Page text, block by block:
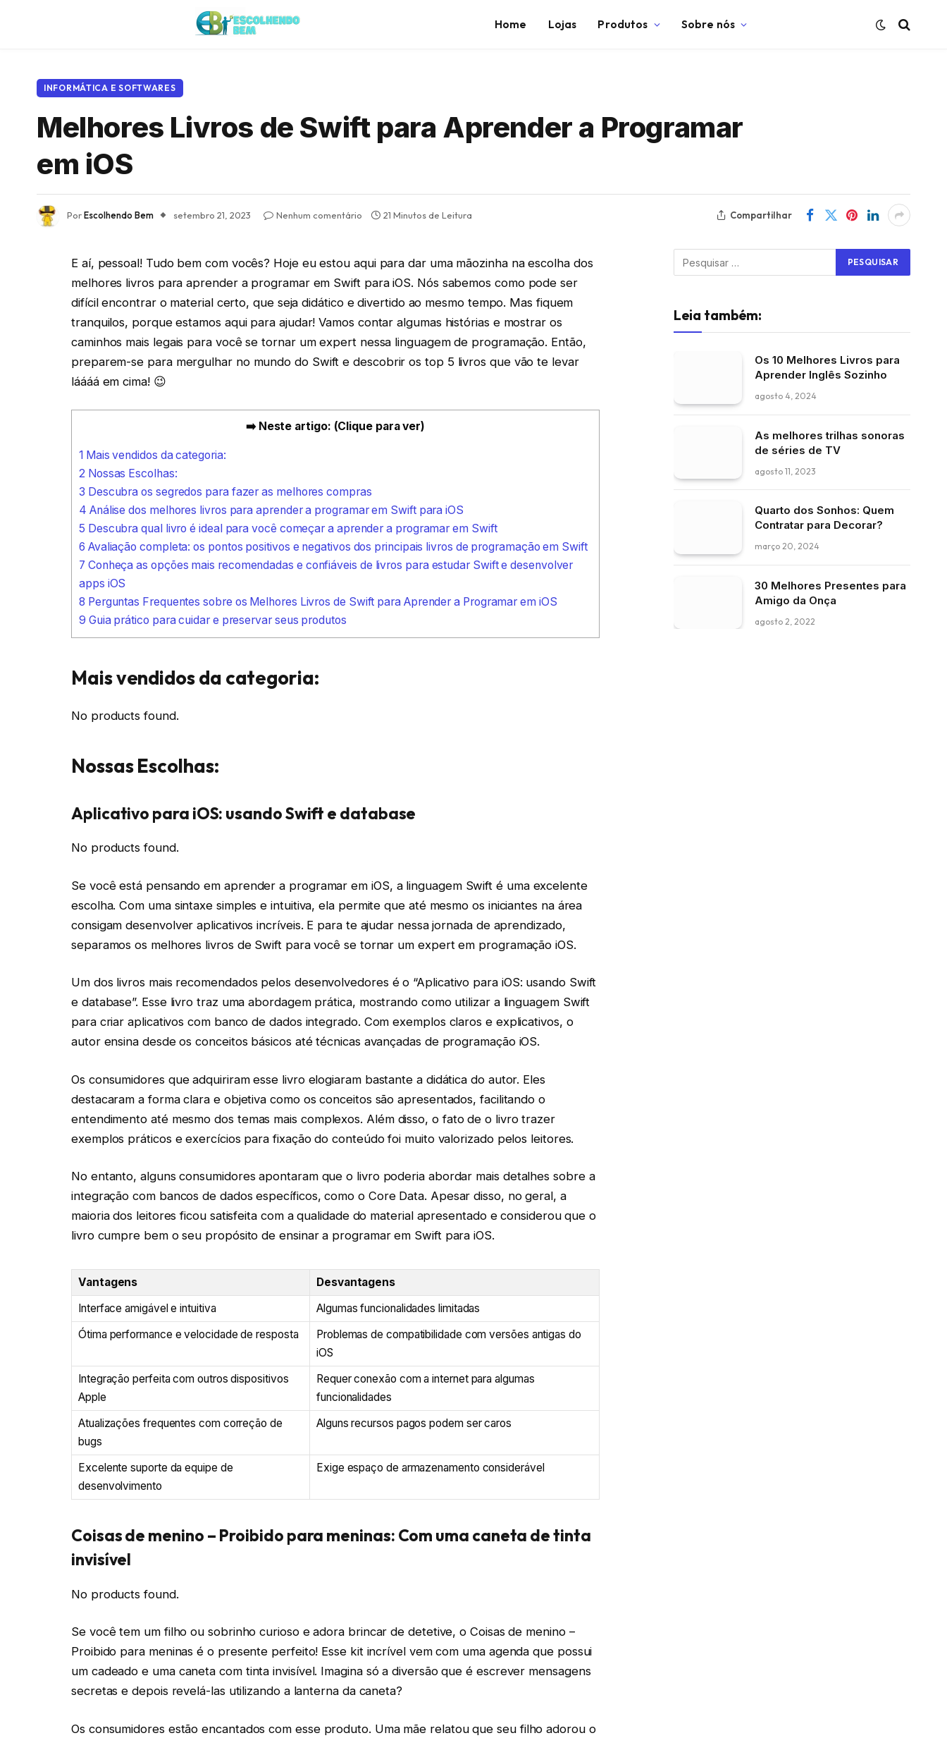
Home Lojas Produtos Sobre nós
INFORMÁTICA E SOFTWARES
Melhores Livros de Swift para Aprender a Programar
em iOS
PorEscolhendo Bem setembro 21, 2023 Nenhum comentário 21 Minutos de Leitura Compartilhar
E aí, pessoal! Tudo bem com vocês? Hoje eu estou aqui para dar uma mãozinha na escolha dos
melhores livros para aprender a programar em Swift para iOS. Nós sabemos como pode ser
difícil encontrar o material certo, que seja didático e divertido ao mesmo tempo. Mas fiquem
tranquilos, porque estamos aqui para ajudar! Vamos contar algumas histórias e mostrar os
caminhos mais legais para você se tornar um expert nessa linguagem de programação. Então,
preparem-se para mergulhar no mundo do Swift e descobrir os top 5 livros que vão te levar
láááá em cima! 😉
➡️ Neste artigo: (Clique para ver)
1 Mais vendidos da categoria:
2 Nossas Escolhas:
3 Descubra os segredos para fazer as melhores compras
4 Análise dos melhores livros para aprender a programar em Swift para iOS
5 Descubra qual livro é ideal para você começar a aprender a programar em Swift
6 Avaliação completa: os pontos positivos e negativos dos principais livros de programação em Swift
7 Conheça as opções mais recomendadas e confiáveis de livros para estudar Swift e desenvolver
apps iOS
8 Perguntas Frequentes sobre os Melhores Livros de Swift para Aprender a Programar em iOS
9 Guia prático para cuidar e preservar seus produtos
Mais vendidos da categoria:
No products found.
Nossas Escolhas:
Aplicativo para iOS: usando Swift e database
No products found.
Se você está pensando em aprender a programar em iOS, a linguagem Swift é uma excelente
escolha. Com uma sintaxe simples e intuitiva, ela permite que até mesmo os iniciantes na área
consigam desenvolver aplicativos incríveis. E para te ajudar nessa jornada de aprendizado,
separamos os melhores livros de Swift para você se tornar um expert em programação iOS.
Um dos livros mais recomendados pelos desenvolvedores é o “Aplicativo para iOS: usando Swift
e database”. Esse livro traz uma abordagem prática, mostrando como utilizar a linguagem Swift
para criar aplicativos com banco de dados integrado. Com exemplos claros e explicativos, o
autor ensina desde os conceitos básicos até técnicas avançadas de programação iOS.
Os consumidores que adquiriram esse livro elogiaram bastante a didática do autor. Eles
destacaram a forma clara e objetiva como os conceitos são apresentados, facilitando o
entendimento até mesmo dos temas mais complexos. Além disso, o fato de o livro trazer
exemplos práticos e exercícios para fixação do conteúdo foi muito valorizado pelos leitores.
No entanto, alguns consumidores apontaram que o livro poderia abordar mais detalhes sobre a
integração com bancos de dados específicos, como o Core Data. Apesar disso, no geral, a
maioria dos leitores ficou satisfeita com a qualidade do material apresentado e considerou que o
livro cumpre bem o seu propósito de ensinar a programar em Swift para iOS.
Vantagens
Desvantagens
Interface amigável e intuitiva
Algumas funcionalidades limitadas
Ótima performance e velocidade de resposta
Problemas de compatibilidade com versões antigas do
iOS
Integração perfeita com outros dispositivos
Apple
Requer conexão com a internet para algumas
funcionalidades
Atualizações frequentes com correção de
bugs
Alguns recursos pagos podem ser caros
Excelente suporte da equipe de
desenvolvimento
Exige espaço de armazenamento considerável
Coisas de menino – Proibido para meninas: Com uma caneta de tinta
invisível
No products found.
Se você tem um filho ou sobrinho curioso e adora brincar de detetive, o Coisas de menino –
Proibido para meninas é o presente perfeito! Esse kit incrível vem com uma agenda que possui
um cadeado e uma caneta com tinta invisível. Imagina só a diversão que é escrever mensagens
secretas e depois revelá-las utilizando a lanterna da caneta?
Os consumidores estão encantados com esse produto. Uma mãe relatou que seu filho adorou o
Leia também:
Os 10 Melhores Livros para
Aprender Inglês Sozinho
agosto 4, 2024
As melhores trilhas sonoras
de séries de TV
agosto 11, 2023
Quarto dos Sonhos: Quem
Contratar para Decorar?
março 20, 2024
30 Melhores Presentes para
Amigo da Onça
agosto 2, 2022